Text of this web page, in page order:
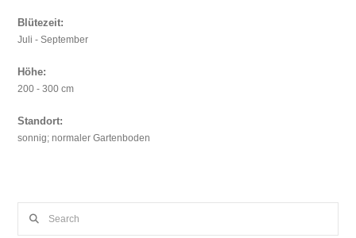
Blütezeit:
Juli - September
Höhe:
200 - 300 cm
Standort:
sonnig; normaler Gartenboden